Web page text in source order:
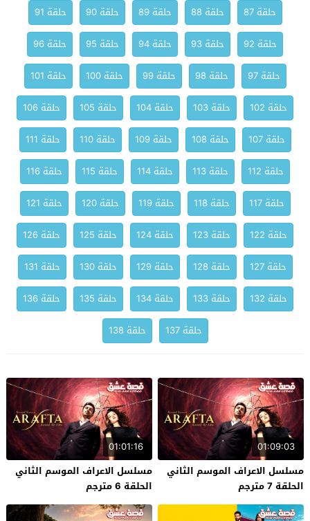
حلقة 87 حلقة 88 حلقة 89 حلقة 90
حلقة 91
حلقة 92
حلقة 93 حلقة 94 حلقة 95
حلقة 96
حلقة 97
حلقة 98 حلقة 99 حلقة 100
حلقة 101
حلقة 102
حلقة 103 حلقة 104 حلقة 105
حلقة 106
حلقة 107
حلقة 108 حلقة 109 حلقة 110
حلقة 111
حلقة 112
حلقة 113 حلقة 114 حلقة 115
حلقة 116
حلقة 117
حلقة 118 حلقة 119 حلقة 120
حلقة 121
حلقة 122
حلقة 123 حلقة 124 حلقة 125
حلقة 126
حلقة 127
حلقة 128 حلقة 129 حلقة 130
حلقة 131
حلقة 132
حلقة 133 حلقة 134 حلقة 135
حلقة 136
حلقة 137
حلقة 138
01:09:03
مسلسل الاعراف الموسم الثاني
الحلقة 7 مترجم
01:01:16
مسلسل الاعراف الموسم الثاني
الحلقة 6 مترجم